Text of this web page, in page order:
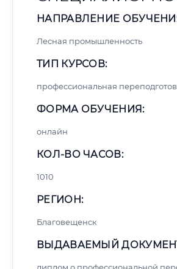
НАПРАВЛЕНИЕ
Лесная промышленность
ТИП КУРСОВ:
профессиональная
ФОРМА ОБУЧЕНИЯ:
онлайн
КОЛ-ВО ЧАСОВ:
1010
РЕГИОН:
Благовещенск
ВЫДАВАЕМЫЙ